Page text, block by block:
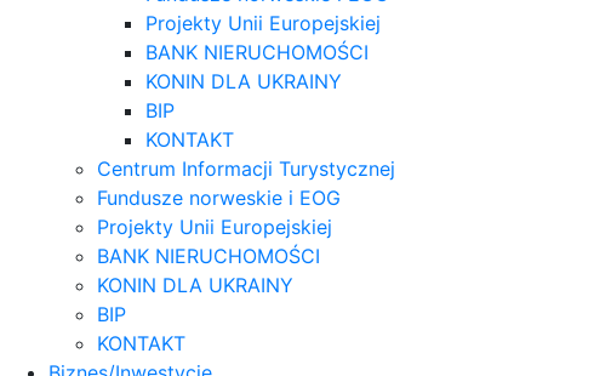
Projekty Unii Europejskiej
BANK NIERUCHOMOŚCI
KONIN DLA UKRAINY
BIP
KONTAKT
Centrum Informacji Turystycznej
Fundusze norweskie i EOG
Projekty Unii Europejskiej
BANK NIERUCHOMOŚCI
KONIN DLA UKRAINY
BIP
KONTAKT